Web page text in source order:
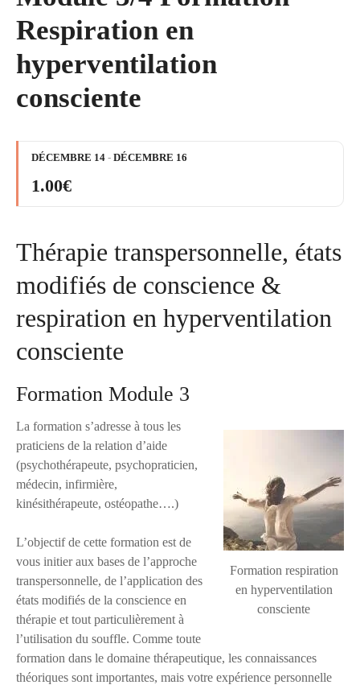
Respiration en
hyperventilation
consciente
DÉCEMBRE 14 - DÉCEMBRE 16
1.00€
Thérapie transpersonnelle, états
modifiés de conscience &
respiration en hyperventilation
consciente
Formation Module 3
Formation respiration
en hyperventilation
consciente
La formation s’adresse à tous les
praticiens de la relation d’aide
(psychothérapeute, psychopraticien,
médecin, infirmière,
kinésithérapeute, ostéopathe….)
L’objectif de cette formation est de
vous initier aux bases de l’approche
transpersonnelle, de l’application des
états modifiés de la conscience en
thérapie et tout particulièrement à
l’utilisation du souffle. Comme toute
formation dans le domaine thérapeutique, les connaissances
théoriques sont importantes, mais votre expérience personnelle